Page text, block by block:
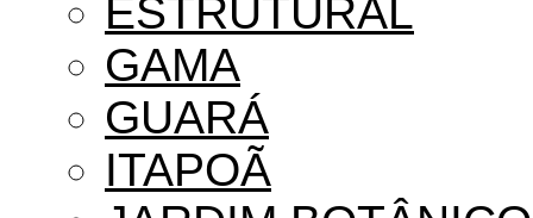
ESTRUTURAL
GAMA
GUARÁ
ITAPOÃ